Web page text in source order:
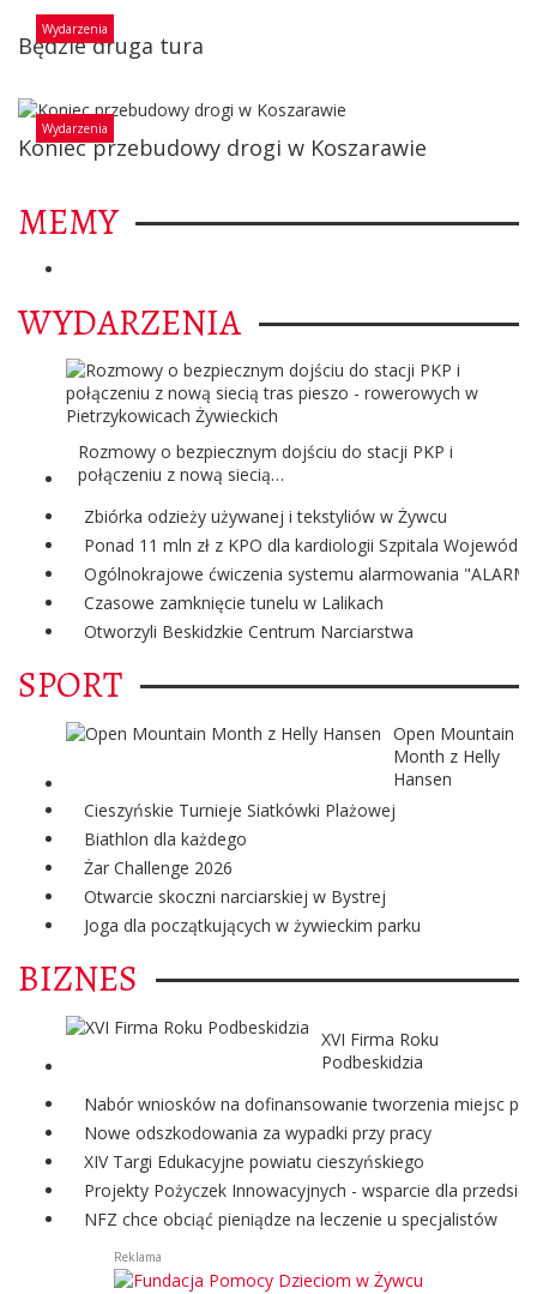
Wydarzenia
Będzie druga tura
Wydarzenia
Koniec przebudowy drogi w Koszarawie
MEMY
WYDARZENIA
Rozmowy o bezpiecznym dojściu do stacji PKP i
połączeniu z nową siecią…
Zbiórka odzieży używanej i tekstyliów w Żywcu
Ponad 11 mln zł z KPO dla kardiologii Szpitala
Ogólnokrajowe ćwiczenia systemu alarmowania "ALARM"
Czasowe zamknięcie tunelu w Lalikach
Otworzyli Beskidzkie Centrum Narciarstwa
SPORT
Open Mountain
Month z Helly
Hansen
Cieszyńskie Turnieje Siatkówki Plażowej
Biathlon dla każdego
Żar Challenge 2026
Otwarcie skoczni narciarskiej w Bystrej
Joga dla początkujących w żywieckim parku
BIZNES
XVI Firma Roku
Podbeskidzia
Nabór wniosków na dofinansowanie tworzenia miejsc
Nowe odszkodowania za wypadki przy pracy
XIV Targi Edukacyjne powiatu cieszyńskiego
Projekty Pożyczek Innowacyjnych - wsparcie dla
NFZ chce obciąć pieniądze na leczenie u specjalistów
Reklama